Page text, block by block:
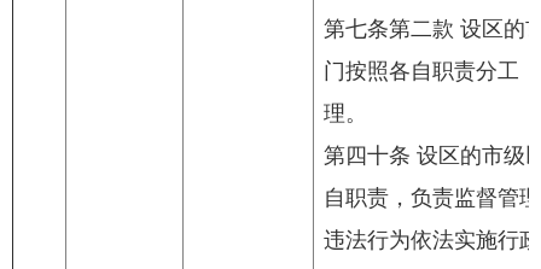
第七条第二款 设区的
门按照各自职责分工
理。
第四十条 设区的市级
自职责，负责监督管
违法行为依法实施行